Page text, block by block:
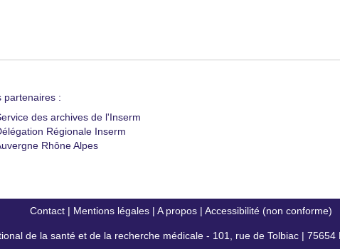
partenaires :
des archives de l'Inserm
Régionale Inserm
Rhône Alpes
Contact| Mentions légales| A propos| Accessibilité (non conforme)
de la santé et de la recherche médicale - 101, rue de Tolbiac | 75654